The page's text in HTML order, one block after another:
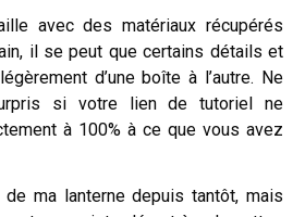
avec des matériaux récupérés
il se peut que certains détails et
d’une boîte à l’autre. Ne
si votre lien de tutoriel ne
à 100% à ce que vous avez
ma lanterne depuis tantôt, mais